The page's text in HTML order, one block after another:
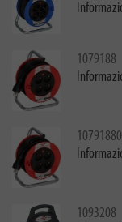
1079188
1093208